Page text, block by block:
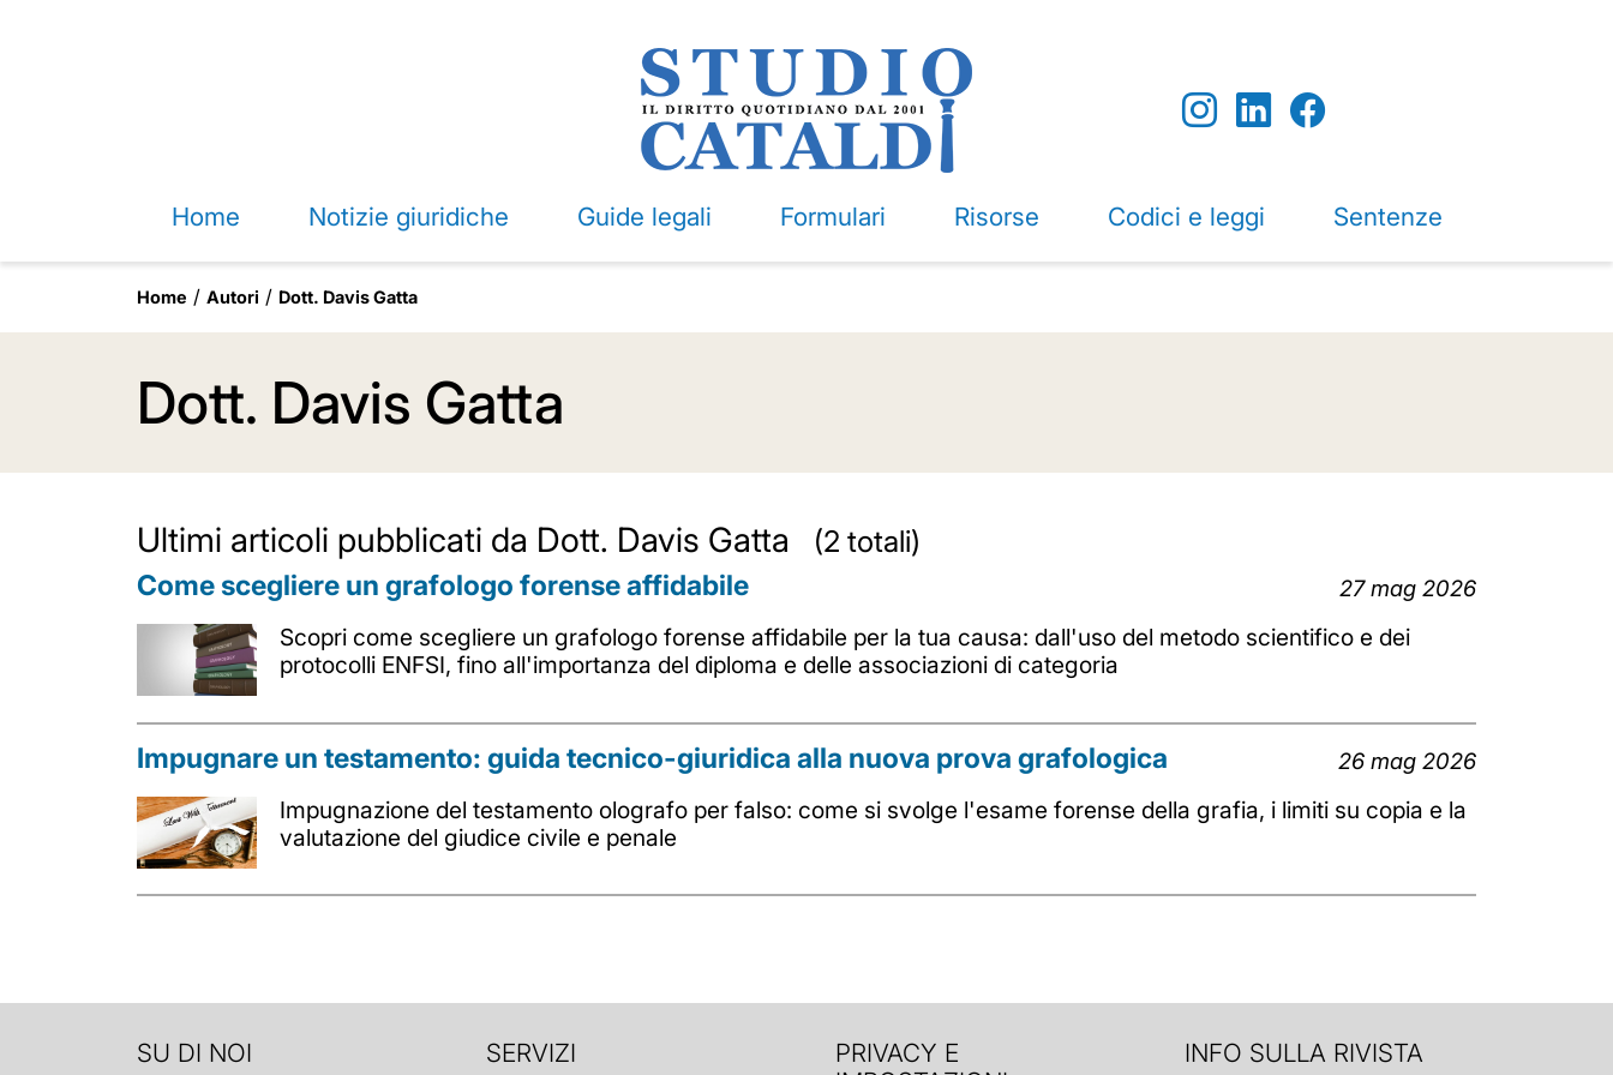
Home Notizie giuridiche Guide legali Formulari Risorse Codici e leggi Sentenze
Home Autori Dott. Davis Gatta
Dott. Davis Gatta
Ultimi articoli pubblicati da Dott. Davis Gatta (2 totali)
Come scegliere un grafologo forense affidabile 27 mag 2026
Scopri come scegliere un grafologo forense affidabile per la tua causa: dall'uso del metodo scientifico e dei
protocolli ENFSI, fino all'importanza del diploma e delle associazioni di categoria
Impugnare un testamento: guida tecnico-giuridica alla nuova prova grafologica 26 mag 2026
Impugnazione del testamento olografo per falso: come si svolge l'esame forense della grafia, i limiti su copia e la
valutazione del giudice civile e penale
SU DI NOI SERVIZI
PRIVACY E
INFO SULLA RIVISTA